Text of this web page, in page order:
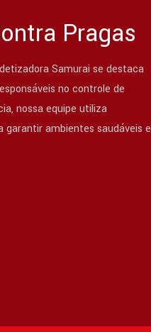
Pragas
Samurai se destaca
no controle de
nossa equipe utiliza
garantir ambientes saudáveis e